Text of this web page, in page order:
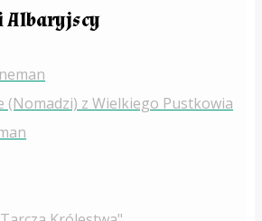
Albaryjscy
(Nomadzi) z Wielkiego Pustkowia